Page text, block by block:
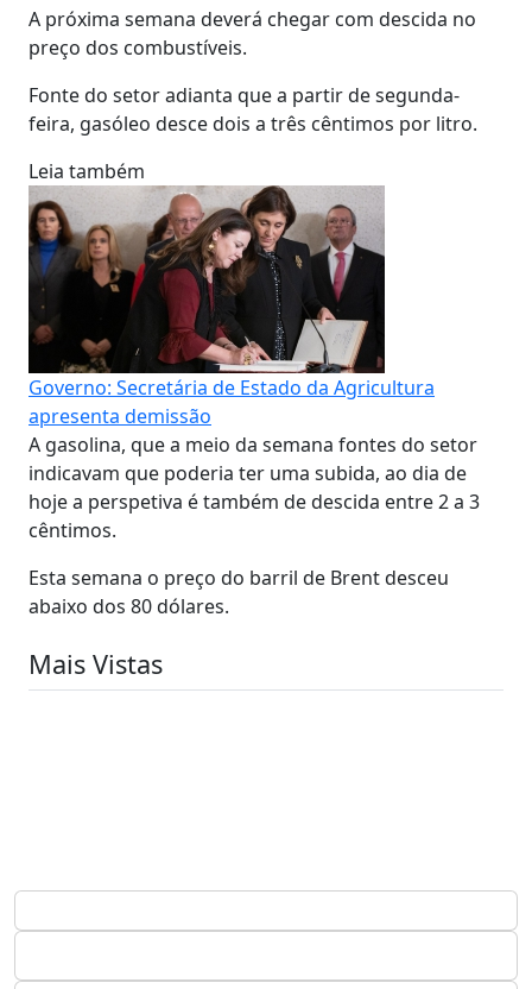
A próxima semana deverá chegar com descida no
preço dos combustíveis.
Fonte do setor adianta que a partir de segunda-
feira, gasóleo desce dois a três cêntimos por litro.
Leia também
Governo: Secretária de Estado da Agricultura
apresenta demissão
A gasolina, que a meio da semana fontes do setor
indicavam que poderia ter uma subida, ao dia de
hoje a perspetiva é também de descida entre 2 a 3
cêntimos.
Esta semana o preço do barril de Brent desceu
abaixo dos 80 dólares.
Mais Vistas